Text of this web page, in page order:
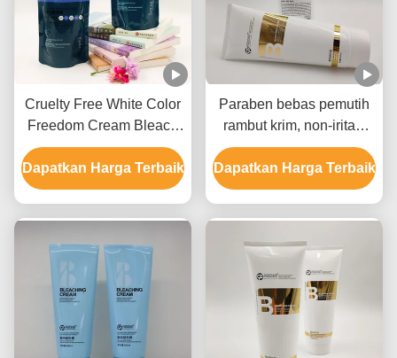
Cruelty Free White Color
Freedom Cream Bleach
Label Pribadi Untuk
Semua Jenis Rambut
Dapatkan Harga Terbaik
Paraben bebas pemutih
rambut krim, non-iritasi
rambut pemutih krim
Dapatkan Harga Terbaik